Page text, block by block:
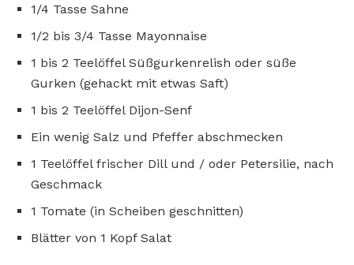
1/4 Tasse Sahne
1/2 bis 3/4 Tasse Mayonnaise
1 bis 2 Teelöffel Süßgurkenrelish oder süße
Gurken (gehackt mit etwas Saft)
1 bis 2 Teelöffel Dijon-Senf
Ein wenig Salz und Pfeffer abschmecken
1 Teelöffel frischer Dill und / oder Petersilie, nach
Geschmack
1 Tomate (in Scheiben geschnitten)
Blätter von 1 Kopf Salat